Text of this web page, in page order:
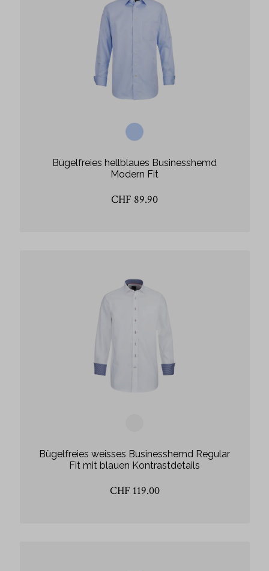
Bügelfreies hellblaues Businesshemd
Modern Fit
CHF 89.90
Bügelfreies weisses Businesshemd Regular
Fit mit blauen Kontrastdetails
CHF 119.00